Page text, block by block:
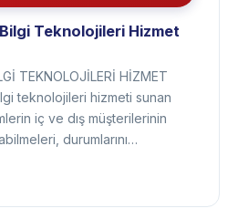
IEC 20000-1
Teknolojileri Hizmet
TEKNOLOJİLERİ HİZMET
teknolojileri hizmeti sunan
iç ve dış müşterilerinin
durumlarını…